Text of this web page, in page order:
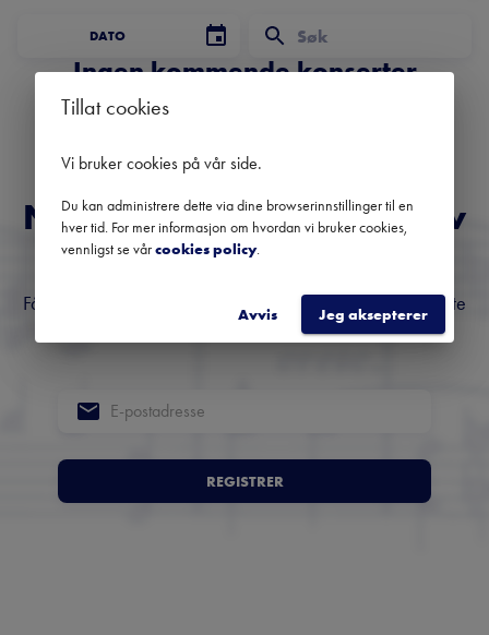
DATO
Ingen kommende konserter
Bruk datofilteret for å se tidligere konserter.
Norges fremste nyhetsbrev
om klassisk musikk
Få oversikt over kommende konserter, festivaler og utvalgte
anbefalinger fra hele landet.
REGISTRER
Tillat cookies
Vi bruker cookies på vår side.
Du kan administrere dette via dine browserinnstillinger til en
hver tid. For mer informasjon om hvordan vi bruker cookies,
vennligst se vårcookies policy.
Avvis Jeg aksepterer